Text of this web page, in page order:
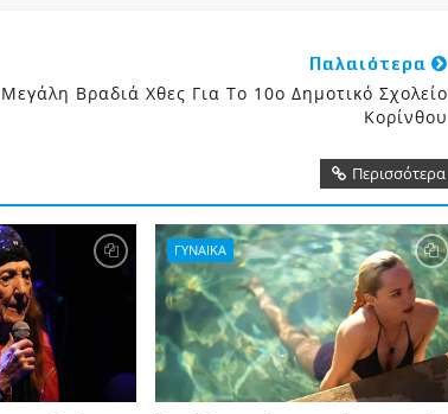
Παλαιότερα
Μεγάλη Βραδιά Χθες Για Το 10ο Δημοτικό Σχολείο
Κορίνθου
Περισσότερα
ΓΥΝΑΙΚΑ